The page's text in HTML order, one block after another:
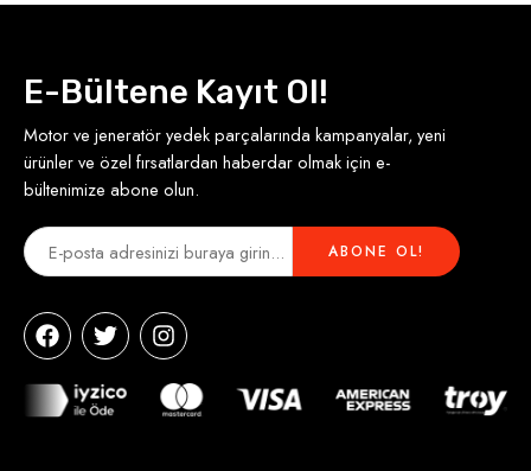
E-Bültene Kayıt Ol!
Motor ve jeneratör yedek parçalarında kampanyalar, yeni
ürünler ve özel fırsatlardan haberdar olmak için e-
bültenimize abone olun.